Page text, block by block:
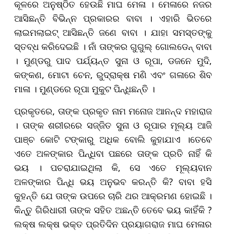
କୂଳରେ ଅନୁଷ୍ଠିତ ହେଉଛି ମାଘ ମେଳା । ମେଳାରେ ନଜର
ଆସିଛନ୍ତି ବିଭିନ୍ନ ପ୍ରକାରର ବାବା । ଏହାରି ଭିତରେ
ଲାଇମଲାଇଟ୍‌ ଆସିଛନ୍ତି ଜଣେ ବାବା । ଯାହା ସମସ୍ତଙ୍କୁ
ସ୍ତବ୍ଧ କରିଦେଇଛି । ନାଁ ତାଙ୍କର ଗୁଗୁଲ୍ ଗୋଲଡେନ୍ ବାବା
। ମୁଣ୍ଡରୁ ପାଦ ପର୍ଯ୍ୟନ୍ତ ସୁନା ଓ ରୂପା, ଡଜନେ ମୁଦି,
କଙ୍କଣ, ମୋଟା ଚେନ, ରୁଦ୍ରାକ୍ଷ ମଣି ଏବଂ ଗଳାରେ ଶିବ
ମାଳା । ମୁଣ୍ଡରେ ରୂପା ମୁକୁଟ ପିନ୍ଧିଛନ୍ତି ।
ପ୍ରକୃତରେ, ତାଙ୍କ ପ୍ରକୃତ ନାମ ମନୋଜ ଆନନ୍ଦ ମହାରାଜ
। ତାଙ୍କ ଶରୀରରେ ସଜ୍ଜିତ ସୁନା ଓ ରୂପାର ମୂଲ୍ୟ ଆଜି
ପାଞ୍ଚ କୋଟି ଟଙ୍କାରୁ ଅଧିକ ବୋଲି କୁହାଯାଏ ।ତେବେ
ଏତେ ଅଳଙ୍କାର ପିନ୍ଧିବା ପଛରେ ତାଙ୍କ ପ୍ରତି ନାହିଁ କି
ଭୟ । ପଚରାଯାଇଥିଲା କି, ସେ ଏତେ ମୂଲ୍ୟବାନ
ଅଳଙ୍କାର ପିନ୍ଧି ଭୟ ଅନୁଭବ କରନ୍ତି କି? ବାବା ହସି
କୁହନ୍ତି ଯେ ତାଙ୍କ ଉପରେ ଚାରି ଥର ଆକ୍ରମଣ ହୋଇଛି ।
କିନ୍ତୁ ଗିରିଧାରୀ ତାଙ୍କ ସହିତ ଅଛନ୍ତି ତେବେ ଭୟ କାହିଁକି ?
ଲକ୍ଷ ଲକ୍ଷ ଭକ୍ତ ପ୍ରତିଦିନ ପ୍ରୟାଗରାଜ ମାଘ ମେଳାର